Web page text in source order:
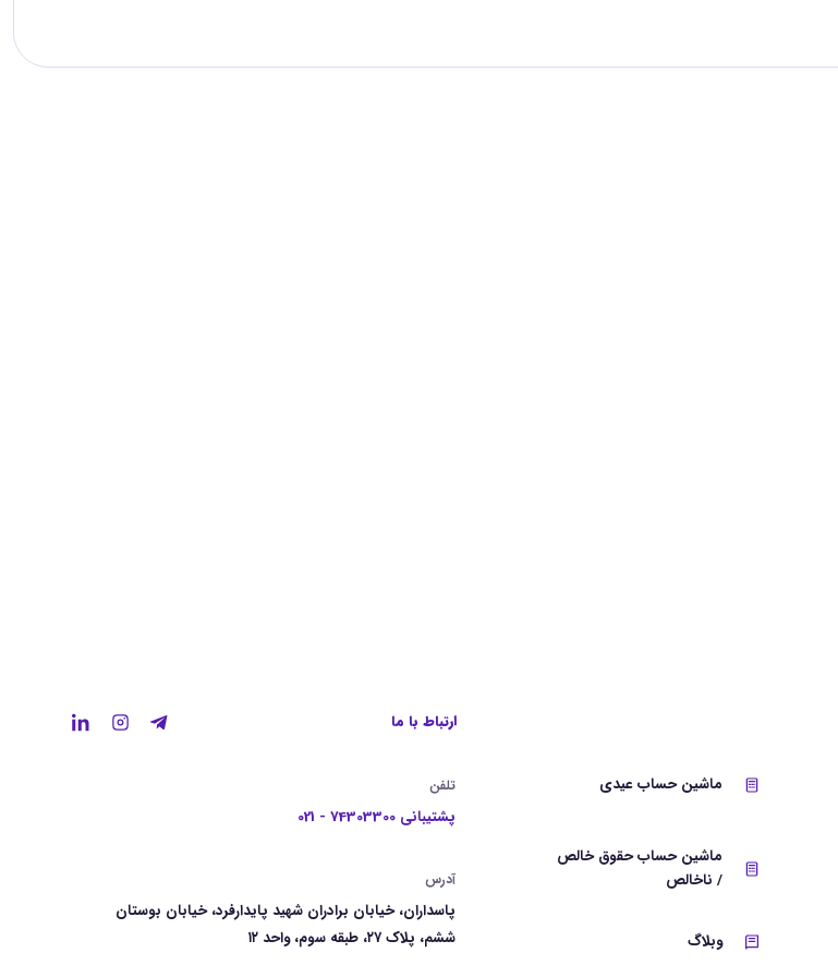
ماشین حساب عیدی
ماشین حساب حقوق خالص
/ ناخالص
وبلاگ
ارتباط با ما
تلفن
پشتیبانی 74303300 - 021
آدرس
پاسداران، خیابان برادران شهید پایدارفرد، خیابان بوستان
ششم، پلاک ۲۷، طبقه سوم، واحد ۱۲